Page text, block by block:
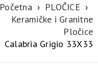
Početna › PLOČICE ›
Keramičke i Granitne
Pločice
Calabria Grigio 33X33